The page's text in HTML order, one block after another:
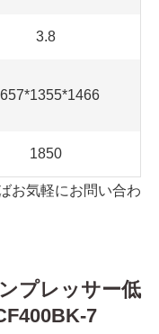
3.8
1850
お気軽にお問い合わ
プレッサー低
7